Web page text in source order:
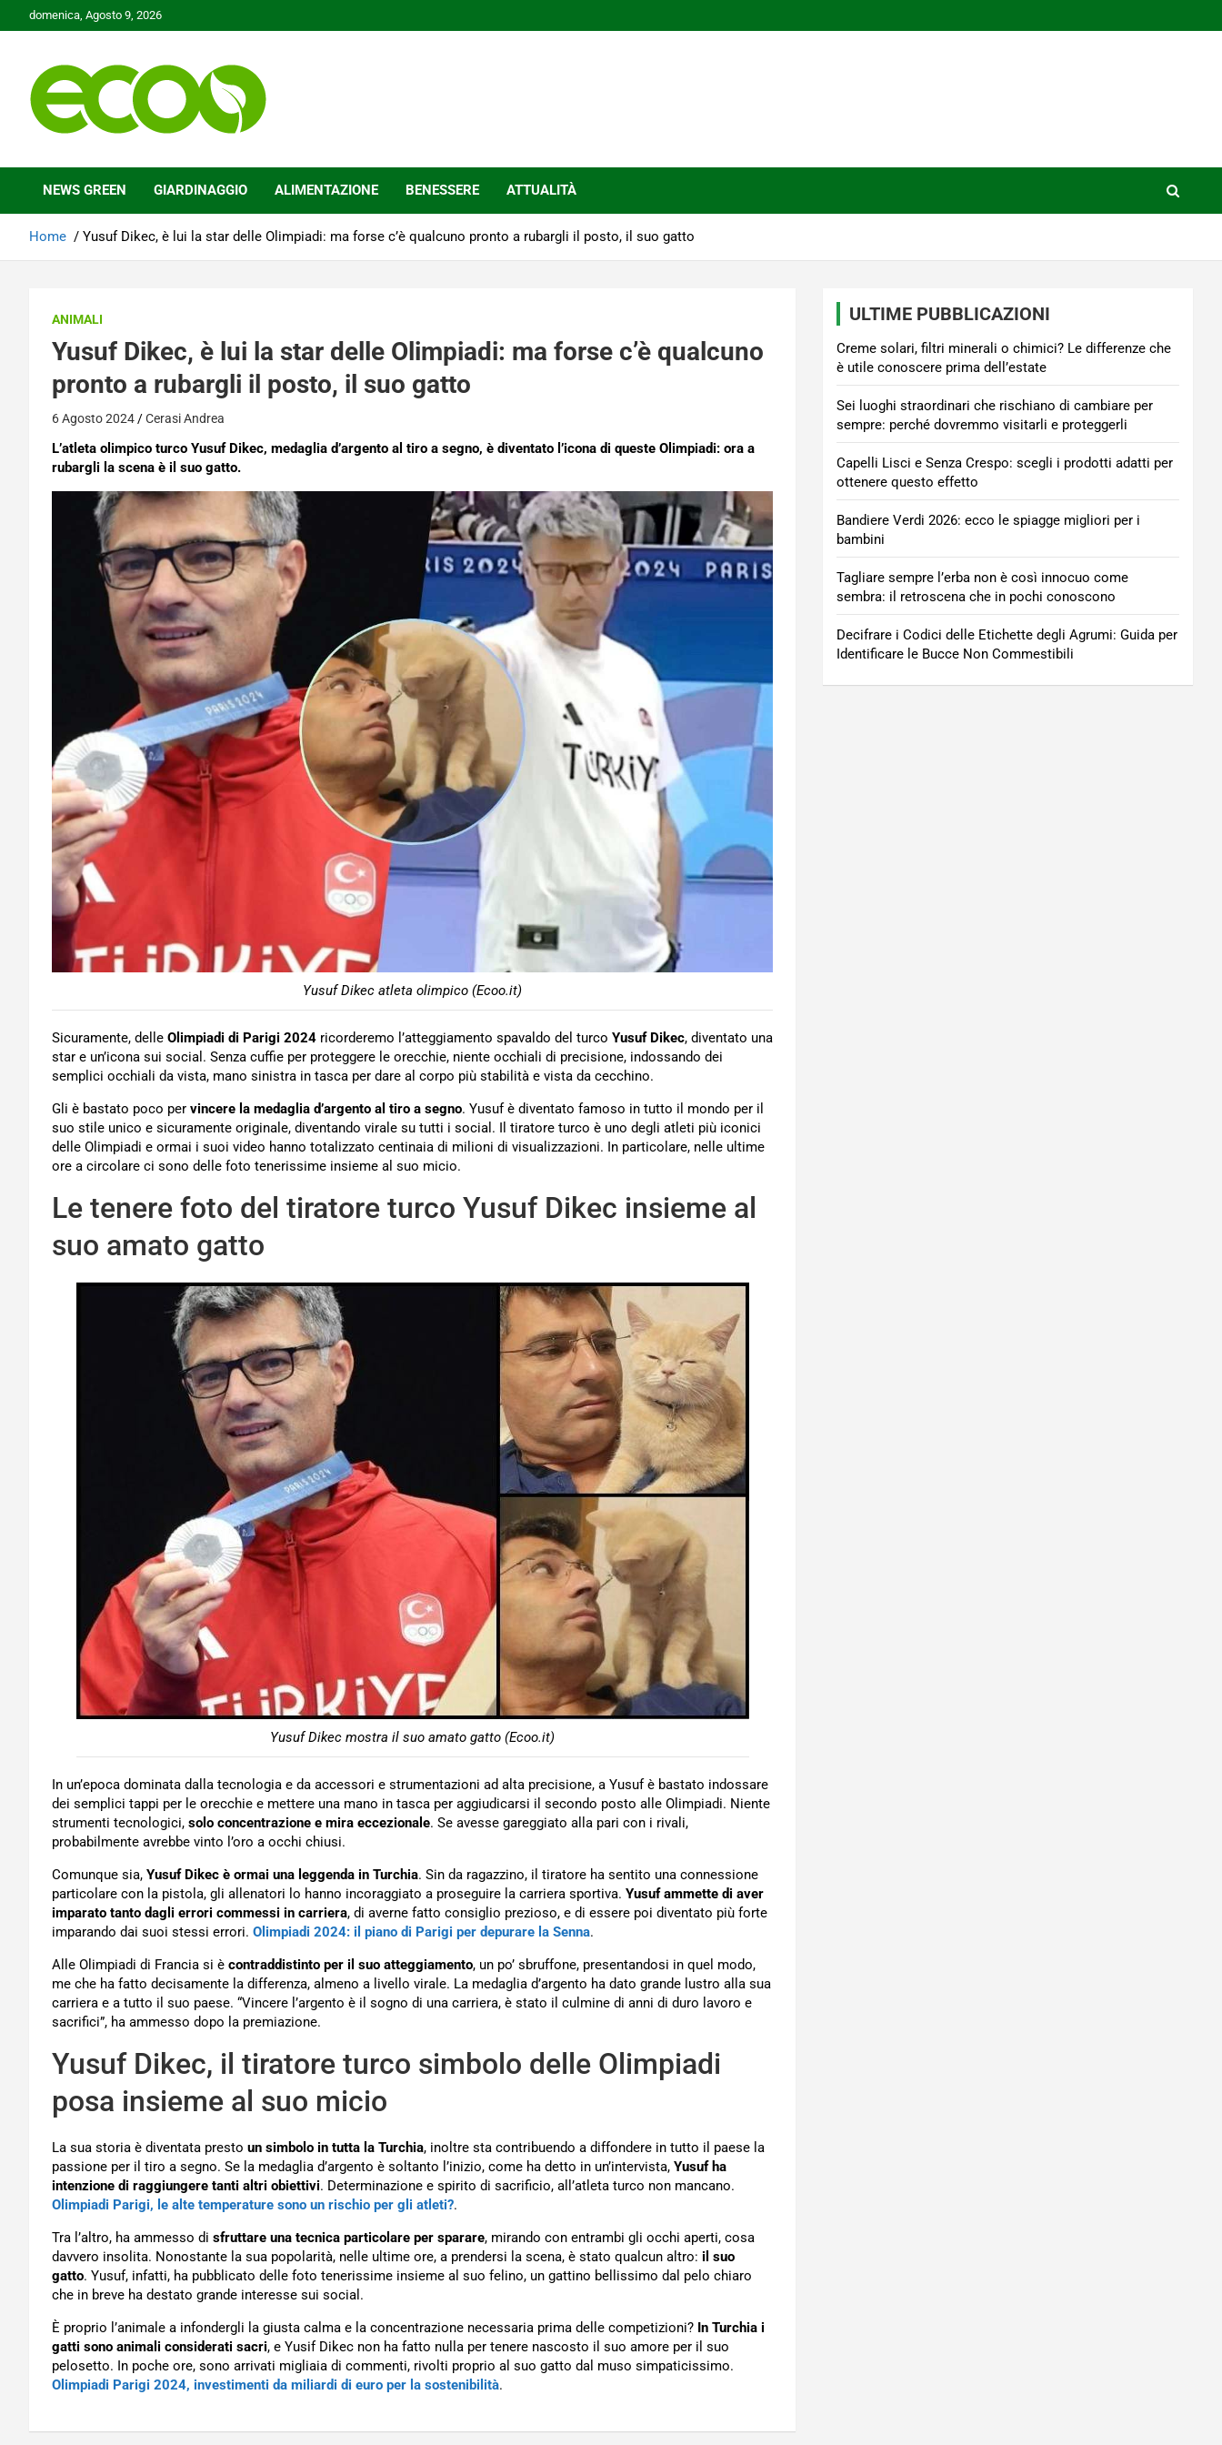
to
domenica, Agosto 9, 2026
Ecoo.it
NEWS GREEN GIARDINAGGIO ALIMENTAZIONE BENESSERE ATTUALITÀ
Home Yusuf Dikec, è lui la star delle Olimpiadi: ma forse c’è qualcuno pronto a rubargli il posto, il suo gatto
ANIMALI
Yusuf Dikec, è lui la star delle Olimpiadi: ma forse c’è qualcuno
pronto a rubargli il posto, il suo gatto
6 Agosto 2024 Cerasi Andrea
L’atleta olimpico turco Yusuf Dikec, medaglia d’argento al tiro a segno, è diventato l’icona di queste Olimpiadi: ora a
rubargli la scena è il suo gatto.
Yusuf Dikec atleta olimpico (Ecoo.it)
Sicuramente, delle Olimpiadi di Parigi 2024 ricorderemo l’atteggiamento spavaldo del turco Yusuf Dikec, diventato una
star e un’icona sui social. Senza cuffie per proteggere le orecchie, niente occhiali di precisione, indossando dei
semplici occhiali da vista, mano sinistra in tasca per dare al corpo più stabilità e vista da cecchino.
Gli è bastato poco per vincere la medaglia d’argento al tiro a segno. Yusuf è diventato famoso in tutto il mondo per il
suo stile unico e sicuramente originale, diventando virale su tutti i social. Il tiratore turco è uno degli atleti più iconici
delle Olimpiadi e ormai i suoi video hanno totalizzato centinaia di milioni di visualizzazioni. In particolare, nelle ultime
ore a circolare ci sono delle foto tenerissime insieme al suo micio.
Le tenere foto del tiratore turco Yusuf Dikec insieme al
suo amato gatto
Yusuf Dikec mostra il suo amato gatto (Ecoo.it)
In un’epoca dominata dalla tecnologia e da accessori e strumentazioni ad alta precisione, a Yusuf è bastato indossare
dei semplici tappi per le orecchie e mettere una mano in tasca per aggiudicarsi il secondo posto alle Olimpiadi. Niente
strumenti tecnologici, solo concentrazione e mira eccezionale. Se avesse gareggiato alla pari con i rivali,
probabilmente avrebbe vinto l’oro a occhi chiusi.
Comunque sia, Yusuf Dikec è ormai una leggenda in Turchia. Sin da ragazzino, il tiratore ha sentito una connessione
particolare con la pistola, gli allenatori lo hanno incoraggiato a proseguire la carriera sportiva. Yusuf ammette di aver
imparato tanto dagli errori commessi in carriera, di averne fatto consiglio prezioso, e di essere poi diventato più forte
imparando dai suoi stessi errori. Olimpiadi 2024: il piano di Parigi per depurare la Senna.
Alle Olimpiadi di Francia si è contraddistinto per il suo atteggiamento, un po’ sbruffone, presentandosi in quel modo,
me che ha fatto decisamente la differenza, almeno a livello virale. La medaglia d’argento ha dato grande lustro alla sua
carriera e a tutto il suo paese. “Vincere l’argento è il sogno di una carriera, è stato il culmine di anni di duro lavoro e
sacrifici”, ha ammesso dopo la premiazione.
Yusuf Dikec, il tiratore turco simbolo delle Olimpiadi
posa insieme al suo micio
La sua storia è diventata presto un simbolo in tutta la Turchia, inoltre sta contribuendo a diffondere in tutto il paese la
passione per il tiro a segno. Se la medaglia d’argento è soltanto l’inizio, come ha detto in un’intervista, Yusuf ha
intenzione di raggiungere tanti altri obiettivi. Determinazione e spirito di sacrificio, all’atleta turco non mancano.
Olimpiadi Parigi, le alte temperature sono un rischio per gli atleti?.
Tra l’altro, ha ammesso di sfruttare una tecnica particolare per sparare, mirando con entrambi gli occhi aperti, cosa
davvero insolita. Nonostante la sua popolarità, nelle ultime ore, a prendersi la scena, è stato qualcun altro: il suo
gatto. Yusuf, infatti, ha pubblicato delle foto tenerissime insieme al suo felino, un gattino bellissimo dal pelo chiaro
che in breve ha destato grande interesse sui social.
È proprio l’animale a infondergli la giusta calma e la concentrazione necessaria prima delle competizioni? In Turchia i
gatti sono animali considerati sacri, e Yusif Dikec non ha fatto nulla per tenere nascosto il suo amore per il suo
pelosetto. In poche ore, sono arrivati migliaia di commenti, rivolti proprio al suo gatto dal muso simpaticissimo.
Olimpiadi Parigi 2024, investimenti da miliardi di euro per la sostenibilità.
ULTIME PUBBLICAZIONI
Creme solari, filtri minerali o chimici? Le differenze che
è utile conoscere prima dell’estate
Sei luoghi straordinari che rischiano di cambiare per
sempre: perché dovremmo visitarli e proteggerli
Capelli Lisci e Senza Crespo: scegli i prodotti adatti per
ottenere questo effetto
Bandiere Verdi 2026: ecco le spiagge migliori per i
bambini
Tagliare sempre l’erba non è così innocuo come
sembra: il retroscena che in pochi conoscono
Decifrare i Codici delle Etichette degli Agrumi: Guida per
Identificare le Bucce Non Commestibili